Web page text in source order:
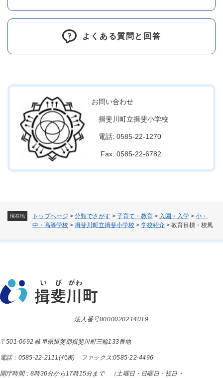
現在地 トップページ > 分類でさがす > 子育て・教育 > 入園・入学 > 小・
中・高等学校 > 揖斐川町立揖斐小学校 > 学校紹介 > 教育目標・校風
よくある質問と回答
お問い合わせ
揖斐川町立揖斐小学校
電話: 0585-22-1270
Fax: 0585-22-6782
法人番号8000020214019
〒501-0692 岐阜県揖斐郡揖斐川町三輪133番地
電話：0585-22-2111(代表) ファックス:0585-22-4496
開庁時間：8時30分から17時15分まで （土曜日・日曜日・祝日・